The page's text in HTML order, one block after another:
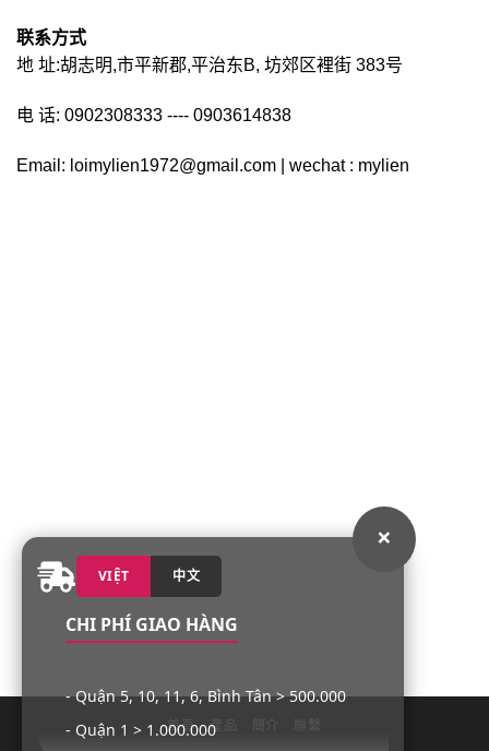
×
VIỆT 中文
CHI PHÍ GIAO HÀNG
- Quận 5, 10, 11, 6, Bình Tân > 500.000
- Quận 1 > 1.000.000
联系方式
地 址:胡志明,市平新郡,平治东B, 坊郊区裡街 383号
电 话: 0902308333 ---- 0903614838
Email: loimylien1972@gmail.com | wechat : mylien
首頁 產品